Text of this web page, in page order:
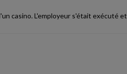
casino. L'employeur s'était exécuté et